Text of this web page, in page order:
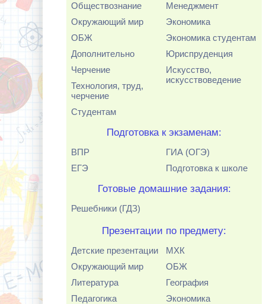
Обществознание
Окружающий мир
ОБЖ
Дополнительно
Черчение
Технология, труд,
черчение
Студентам
Менеджмент
Экономика
Экономика студентам
Юриспруденция
Искусство,
искусствоведение
Подготовка к экзаменам:
ВПР
ЕГЭ
ГИА (ОГЭ)
Подготовка к школе
Готовые домашние задания:
Решебники (ГДЗ)
Презентации по предмету:
Детские презентации
Окружающий мир
Литература
Педагогика
МХК
ОБЖ
География
Экономика